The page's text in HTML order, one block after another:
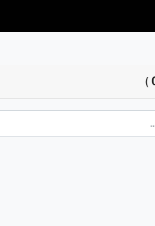
)